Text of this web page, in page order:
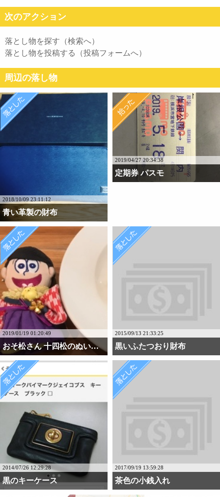
次のアクション
落とし物を探す（検索へ）
落とし物を投稿する（投稿フォームへ）
周辺の落し物
2018/10/09 23:11:12
青い革製の財布
2019/04/27 20:34:38
定期券 パスモ
2019/01/19 01:20:49
おそ松さん 十四松のぬい・・・
2015/09/13 21:33:25
黒いふたつおり財布
2014/07/26 12:29:28
黒のキーケース
2017/09/19 13:59:28
茶色の小銭入れ